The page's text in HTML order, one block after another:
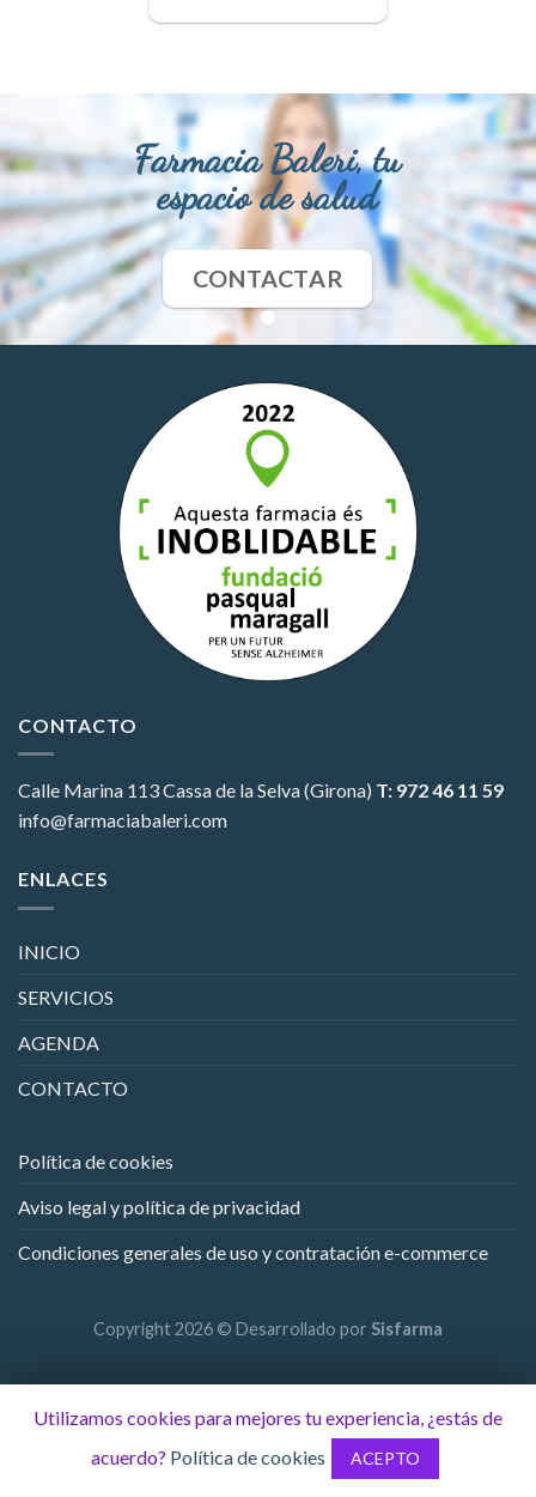
Farmacia Baleri, tu
espacio de salud
CONTACTAR
CONTACTO
Calle Marina 113Cassa de la Selva (Girona) T: 972 46 11 59
info@farmaciabaleri.com
ENLACES
INICIO
SERVICIOS
AGENDA
CONTACTO
Política de cookies
Aviso legal y política de privacidad
Condiciones generales de uso y contratación e-commerce
Copyright 2026 © Desarrollado por Sisfarma
Utilizamos cookies para mejores tu experiencia, ¿estás de
acuerdo? Política de cookies ACEPTO